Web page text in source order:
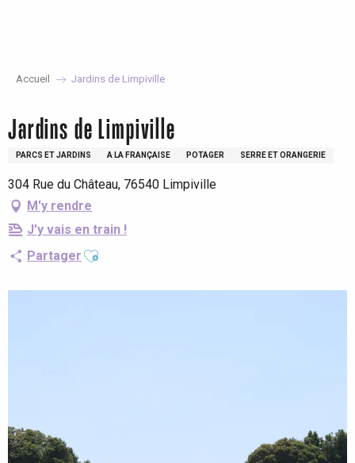
Accueil Jardins de Limpiville
Jardins de Limpiville
PARCS ET JARDINS A LA FRANÇAISE POTAGER SERRE ET ORANGERIE
304 Rue du Château, 76540 Limpiville
M'y rendre
J'y vais en train !
Partager Ajouter aux favoris